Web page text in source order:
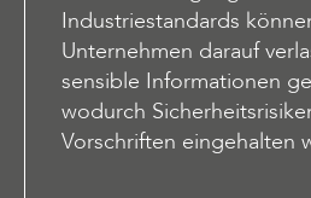
Industriestandards
Unternehmen darauf
sensible Informationen
wodurch
Vorschriften eingehalten